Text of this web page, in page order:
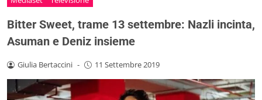
Bitter Sweet, trame 13 settembre: Nazli incinta,
Asuman e Deniz insieme
Giulia Bertaccini - 11 Settembre 2019